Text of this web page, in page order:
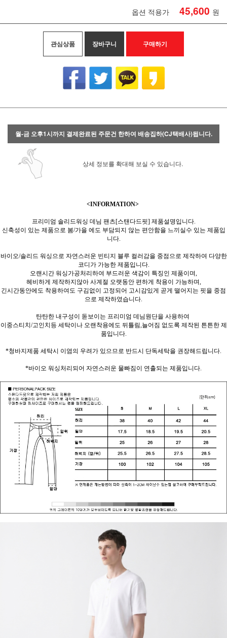
옵션 적용가 45,600 원
관심상품 장바구니 구매하기
월-금 오후1시까지 결제완료된 주문건 한하여 배송집하(CJ택배사)됩니다.
상세 정보를 확대해 보실 수 있습니다.
<INFORMATION>
프리미엄 솔리드워싱 데님 팬츠[스탠다드핏] 제품설명입니다.
신축성이 있는 제품으로 봄/가을 에도 부담되지 않는 편안함을 느끼실수 있는 제품입
니다.
바이오/솔리드 워싱으로 자연스러운 빈티지 블루 컬러감을 중점으로 제작하여 다양한
코디가 가능한 제품입니다.
오랜시간 워싱가공처리하여 부드러운 색감이 특징인 제품이며,
헤비하게 제작하지않아 사계절 오랫동안 편하게 착용이 가능하며,
긴시간동안에도 착용하여도 구김없이 고정되어 고시감있게 곧게 떨어지는 핏을 중점
으로 제작하였습니다.
탄탄한 내구성이 돋보이는 프리미엄 데님원단을 사용하여
이중스티치/고인치등 세탁이나 오랜착용에도 뒤틀림,늘어짐 없도록 제작된 튼튼한 제
품입니다.
*청바지제품 세탁시 이염의 우려가 있으므로 반드시 단독세탁을 권장해드립니다.
*바이오 워싱처리되어 자연스러운 물빠짐이 연출되는 제품입니다.